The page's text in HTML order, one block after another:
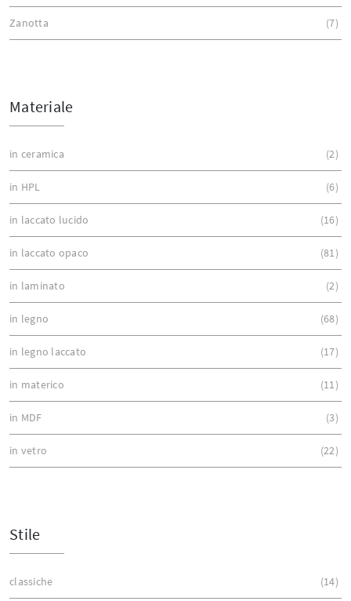
Zanotta 7
Materiale
in ceramica 2
in HPL 6
in laccato lucido 16
in laccato opaco 81
in laminato 2
in legno 68
in legno laccato 17
in materico 11
in MDF 3
in vetro 22
Stile
classiche 14